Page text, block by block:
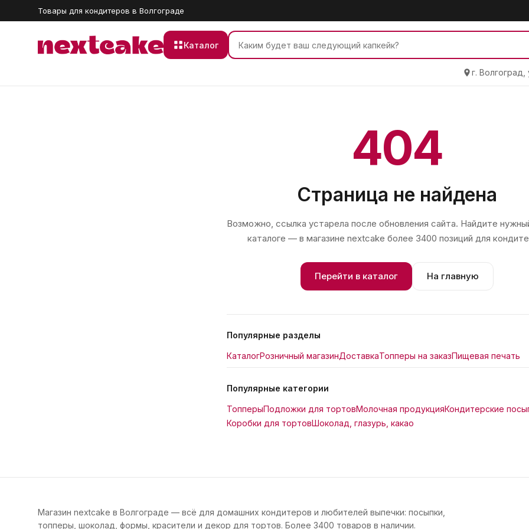
Товары для кондитеров в Волгограде
Каталог
г.
404
Страница не найдена
Возможно, ссылка устарела после обновления сайта. Найдите
каталоге — в магазине nextcake более 3400 позиций для
Перейти в каталог На главную
Популярные разделы
КаталогРозничный магазинДоставкаТопперы на заказПищевая печать
Популярные категории
ТопперыПодложки для тортовМолочная продукцияКондитерские
Коробки для тортовШоколад, глазурь, какао
Магазин nextcake в Волгограде — всё для домашних кондитеров и любителей выпечки: посыпки,
топперы, шоколад, формы, красители и декор для тортов. Более 3400 товаров в наличии.